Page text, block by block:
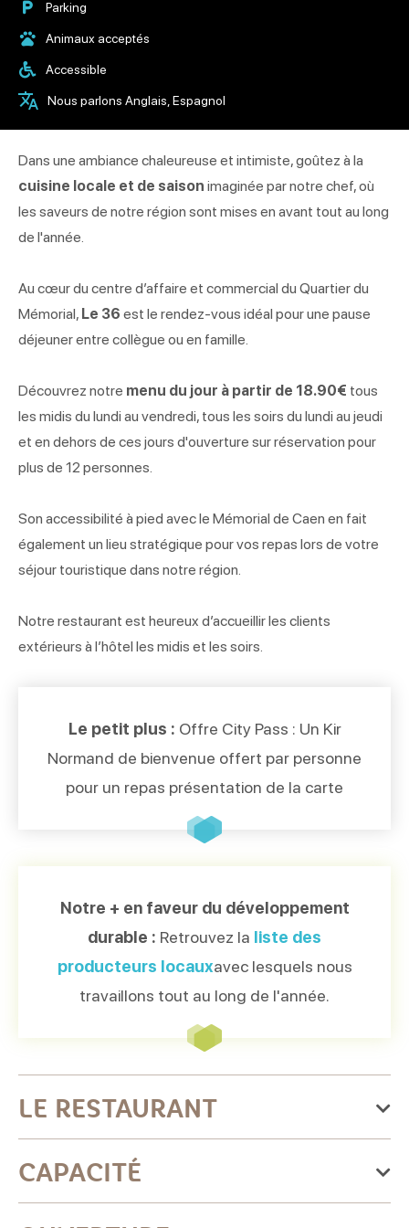
Parking
Animaux acceptés
Accessible
Nous parlons Anglais, Espagnol
Dans une ambiance chaleureuse et intimiste, goûtez à la
cuisine locale et de saison imaginée par notre chef, où
les saveurs de notre région sont mises en avant tout au long
de l'année.
Au cœur du centre d’affaire et commercial du Quartier du
Mémorial, Le 36 est le rendez-vous idéal pour une pause
déjeuner entre collègue ou en famille.
Découvrez notre menu du jour à partir de 18.90€ tous
les midis du lundi au vendredi, tous les soirs du lundi au jeudi
et en dehors de ces jours d'ouverture sur réservation pour
plus de 12 personnes.
Son accessibilité à pied avec le Mémorial de Caen en fait
également un lieu stratégique pour vos repas lors de votre
séjour touristique dans notre région.
Notre restaurant est heureux d’accueillir les clients
extérieurs à l’hôtel les midis et les soirs.
Le petit plus : Offre City Pass : Un Kir
Normand de bienvenue offert par personne
pour un repas présentation de la carte
Notre + en faveur du développement
durable : Retrouvez la liste des
producteurs locauxavec lesquels nous
travaillons tout au long de l'année.
LE RESTAURANT
Catégories : Cuisine traditionnelle française, Cuisine
traditionnelle
Spécialités culinaires : Cuisine normande, Régionales
CAPACITÉ